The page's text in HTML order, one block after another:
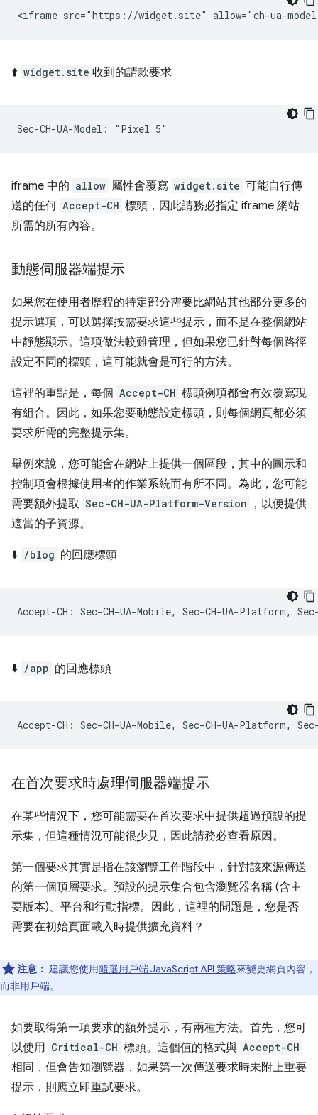
⬆️ widget.site 收到的請款要求
iframe 中的 allow 屬性會覆寫 widget.site 可能自行傳
送的任何 Accept-CH 標頭，因此請務必指定 iframe 網站
所需的所有內容。
動態伺服器端提示
如果您在使用者歷程的特定部分需要比網站其他部分更多的
提示選項，可以選擇按需要求這些提示，而不是在整個網站
中靜態顯示。這項做法較難管理，但如果您已針對每個路徑
設定不同的標頭，這可能就會是可行的方法。
這裡的重點是，每個 Accept-CH 標頭例項都會有效覆寫現
有組合。因此，如果您要動態設定標頭，則每個網頁都必須
要求所需的完整提示集。
舉例來說，您可能會在網站上提供一個區段，其中的圖示和
控制項會根據使用者的作業系統而有所不同。為此，您可能
需要額外提取 Sec-CH-UA-Platform-Version
，以便提供
適當的子資源。
⬇️ /blog 的回應標頭
⬇️ /app 的回應標頭
在首次要求時處理伺服器端提示
在某些情況下，您可能需要在首次要求中提供超過預設的提
示集，但這種情況可能很少見，因此請務必查看原因。
第一個要求其實是指在該瀏覽工作階段中，針對該來源傳送
的第一個頂層要求。預設的提示集合包含瀏覽器名稱 (含主
要版本)、平台和行動指標。因此，這裡的問題是，您是否
需要在初始頁面載入時提供擴充資料？
注意： 建議您使用隨選用戶端 JavaScript API 策略來變更網頁內容，
而非用戶端。
如要取得第一項要求的額外提示，有兩種方法。首先，您可
以使用 Critical-CH 標頭。這個值的格式與 Accept-CH
相同，但會告知瀏覽器，如果第一次傳送要求時未附上重要
提示，則應立即重試要求。